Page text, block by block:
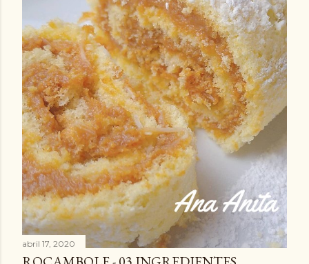
abril 17, 2020